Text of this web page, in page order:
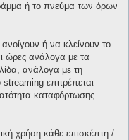
ή το πνεύμα των όρων
ανοίγουν ή να κλείνουν το
ώρες ανάλογα με τα
ανάλογα με τη
επιτρέπεται
καταφόρτωσης
χρήση κάθε επισκέπτη /